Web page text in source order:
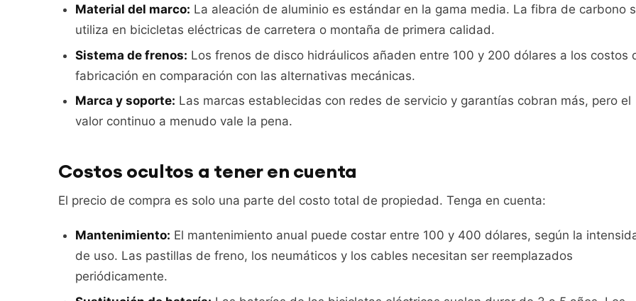
Material del marco: La aleación de aluminio es estándar en la gama media. La fibra de carbono
utiliza en bicicletas eléctricas de carretera o montaña de primera calidad.
Sistema de frenos: Los frenos de disco hidráulicos añaden entre 100 y 200 dólares a los costos
fabricación en comparación con las alternativas mecánicas.
Marca y soporte: Las marcas establecidas con redes de servicio y garantías cobran más, pero el
valor continuo a menudo vale la pena.
Costos ocultos a tener en cuenta
El precio de compra es solo una parte del costo total de propiedad. Tenga en cuenta:
Mantenimiento: El mantenimiento anual puede costar entre 100 y 400 dólares, según la
de uso. Las pastillas de freno, los neumáticos y los cables necesitan ser reemplazados
periódicamente.